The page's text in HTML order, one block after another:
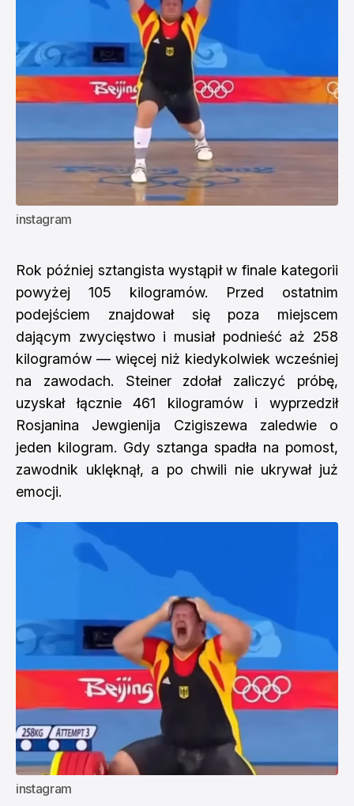
instagram
Rok później sztangista wystąpił w finale kategorii
powyżej 105 kilogramów. Przed ostatnim
podejściem znajdował się poza miejscem
dającym zwycięstwo i musiał podnieść aż 258
kilogramów — więcej niż kiedykolwiek wcześniej
na zawodach. Steiner zdołał zaliczyć próbę,
uzyskał łącznie 461 kilogramów i wyprzedził
Rosjanina Jewgienija Czigiszewa zaledwie o
jeden kilogram. Gdy sztanga spadła na pomost,
zawodnik uklęknął, a po chwili nie ukrywał już
emocji.
instagram